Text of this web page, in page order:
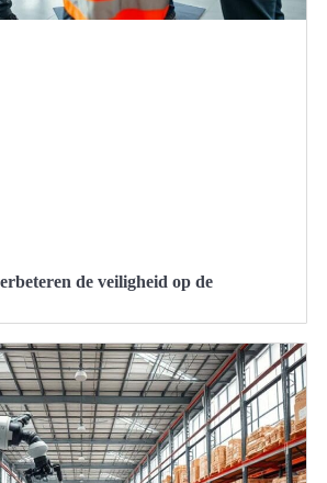
de veiligheid op de